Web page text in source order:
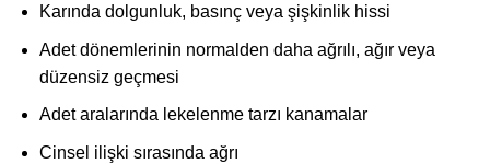
Karında dolgunluk, basınç veya şişkinlik hissi
Adet dönemlerinin normalden daha ağrılı, ağır veya
düzensiz geçmesi
Adet aralarında lekelenme tarzı kanamalar
Cinsel ilişki sırasında ağrı